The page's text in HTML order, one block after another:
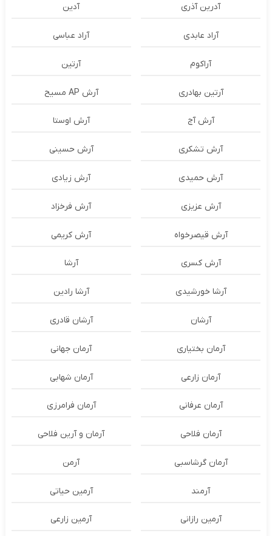
آدرین آذری آدین
آراد عابدی آراد عباسی
آراکوم آرتین
آرتین بهادری آرش AP مسیح
آرش آج آرش اوستا
آرش تشکری آرش حسینی
آرش حمیدی آرش زیادی
آرش عزیزی آرش فرخزاد
آرش قیصرخواه آرش کریمی
آرش کسری آرشا
آرشا خورشیدی آرشا رادین
آرشان آرشان قادری
آرمان بختیاری آرمان جهانی
آرمان زارعی آرمان شهابی
آرمان عرفانی آرمان فرامرزی
آرمان فلاحی آرمان و آرین فلاحی
آرمان گرشاسبی آرمن
آرمند آرمین حیاتی
آرمین رازانی آرمین زارعی